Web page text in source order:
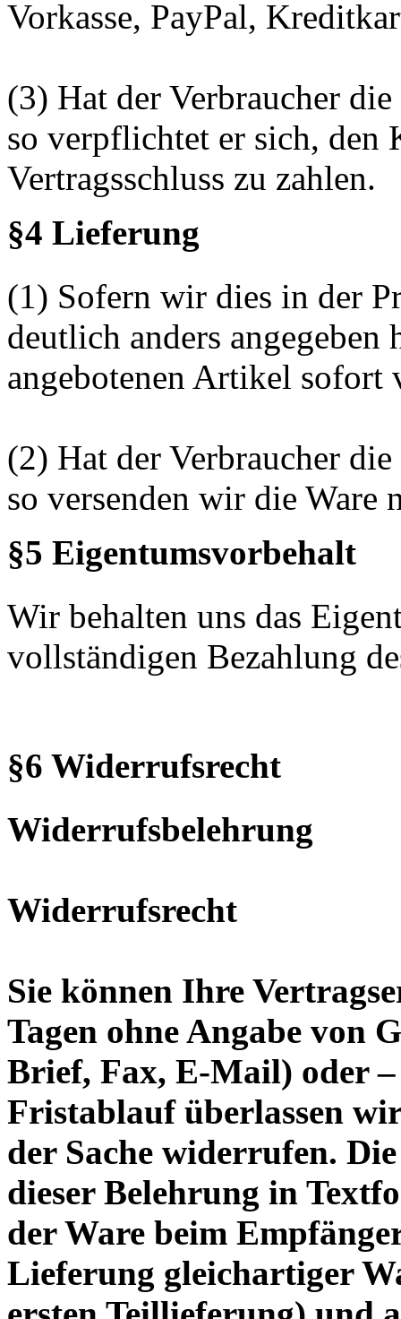
Vorkasse, PayPal,
(3) Hat der Verbraucher
so verpflichtet er sich, den
Vertragsschluss zu zahlen.
§4 Lieferung
(1) Sofern wir dies in der
deutlich anders angegeben
angebotenen Artikel sofort
(2) Hat der Verbraucher
so versenden wir die Ware
§5 Eigentumsvorbehalt
Wir behalten uns das
vollständigen Bezahlung
§6 Widerrufsrecht
Widerrufsbelehrung
Widerrufsrecht
Sie können Ihre
Tagen ohne Angabe von
Brief, Fax, E-Mail) oder
Fristablauf überlassen
der Sache widerrufen.
dieser Belehrung in
der Ware beim
Lieferung gleichartiger